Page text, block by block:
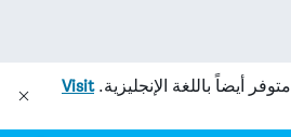
متوفر أيضاً باللغة الإنجليزية.Visit